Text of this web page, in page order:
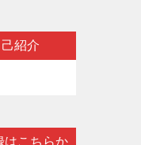
紹介
はこちらか